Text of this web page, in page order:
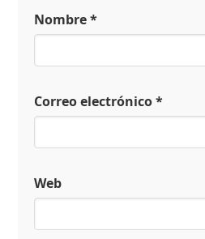
Nombre*
Correo electrónico*
Web